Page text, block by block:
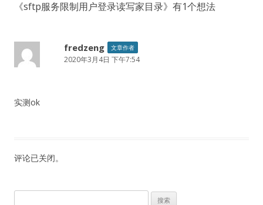
《sftp服务限制用户登录读写家目录》有1个想法
fredzeng 文章作者
2020年3月4日 下午7:54
实测ok
评论已关闭。